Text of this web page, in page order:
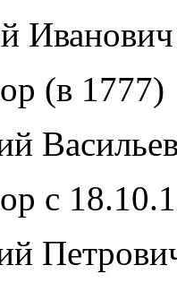
(в 1777)
с